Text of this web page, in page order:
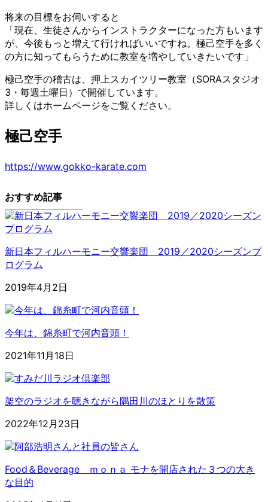
将来の目標をお伺いすると
「現在、生徒さんからインストラクターになった方もいます
が、今後もっと増えて行ければいいですね。極己空手を多く
の方に知ってもらうために教室を増やしていきたいです」
極己空手の稽古は、押上スカイツリー教室（SORAスタジオ
3・毎週土曜日）で開催しています。
詳しくはホームページをご覧ください。
極己空手
https://www.gokko-karate.com
おすすめ記事
新日本フィルハーモニー交響楽団 2019／2020シーズンプ
ログラム
2019年4月2日
今年は、錦糸町で河内音頭！
2021年11月18日
架空のラジオを聴きながら隅田川のほとりを散策
2022年12月23日
Food＆Beverage ｍｏｎａ モナを開店された３つの大き
な目的